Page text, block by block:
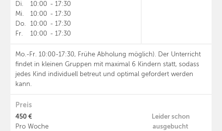
Di.
10:00 - 17:30
Mi.
10:00 - 17:30
Do.
10:00 - 17:30
Fr.
10:00 - 17:30
Mo.-Fr. 10:00-17:30, Frühe Abholung möglich). Der Unterricht
findet in kleinen Gruppen mit maximal 6 Kindern statt, sodass
jedes Kind individuell betreut und optimal gefordert werden
kann.
Preis
450 €
Pro Woche
Leider schon
ausgebucht